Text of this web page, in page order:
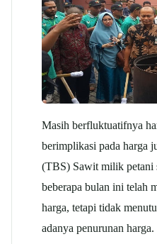
Masih berfluktuatifnya
berimplikasi pada harga
(TBS) Sawit milik petani
beberapa bulan ini telah
harga, tetapi tidak
adanya penurunan